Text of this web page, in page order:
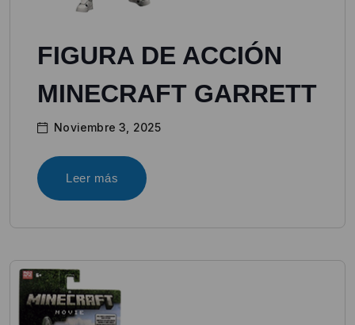
FIGURA DE ACCIÓN
MINECRAFT GARRETT
Noviembre 3, 2025
Leer más